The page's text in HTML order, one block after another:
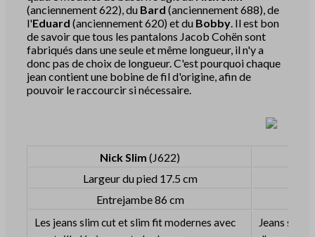
(anciennement 622), du Bard (anciennement 688), de
l'Eduard (anciennement 620) et du Bobby. Il est bon
de savoir que tous les pantalons Jacob Cohën sont
fabriqués dans une seule et même longueur, il n'y a
donc pas de choix de longueur. C'est pourquoi chaque
jean contient une bobine de fil d'origine, afin de
pouvoir le raccourcir si nécessaire.
Nick Slim (J622)
Largeur du pied 17.5 cm
Entrejambe 86 cm
Les jeans slim cut et slim fit modernes avec
Jeans slim